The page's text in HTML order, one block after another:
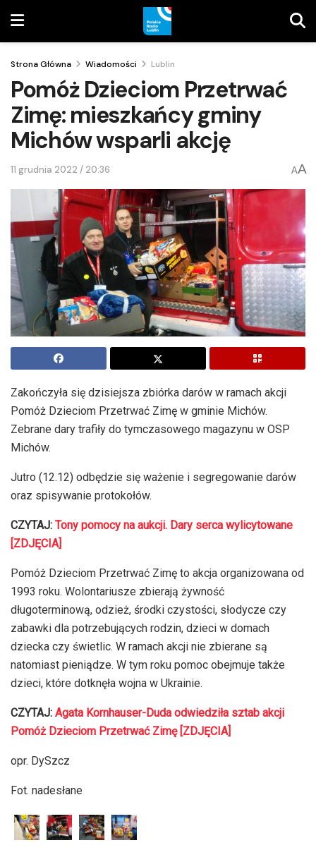
Strona Główna Wiadomości Lublin
Pomóż Dzieciom Przetrwać
Zimę: mieszkańcy gminy
Michów wsparli akcję
11 grudnia 2022 / 20:36 AA
Zakończyła się dzisiejsza zbiórka darów w ramach akcji
Pomóż Dzieciom Przetrwać Zimę w gminie Michów.
Zebrane dary trafiły do tymczasowego magazynu w OSP
Michów.
Jutro (12.12) odbędzie się ważenie i segregowanie darów
oraz spisywanie protokołów.
CZYTAJ: Tony pomocy na aukcji. Dary serca wylicytowane
[ZDJĘCIA]
Pomóż Dzieciom Przetrwać Zimę to akcja organizowana od
1993 roku. Wolontariusze zbierają żywność
długoterminową, odzież, środki czystości, słodycze czy
zabawki dla potrzebujących rodzin, dzieci w domach
dziecka czy świetlic. W ramach akcji nie zbierane są
natomiast pieniądze. W tym roku pomoc obejmuje także
dzieci, które dotknęła wojna w Ukrainie.
CZYTAJ: Agata Kornhauser-Duda odwiedziła sztab akcji
Pomóż Dzieciom Przetrwać Zimę [ZDJĘCIA]
opr. DySzcz
Fot. nadesłane